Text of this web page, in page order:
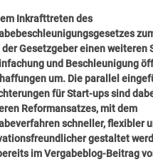
Inkrafttreten des
Gesetzgeber einen weiteren
und Beschleunigung
um. Die parallel
für Start-ups sind
Reformansatzes, mit dem
schneller, flexibler
gestaltet
im Vergabeblog-Beitrag